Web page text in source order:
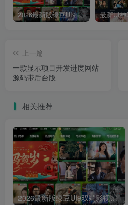
2026最新版绿豆UI9双端影视APP源码
上一篇
一款显示项目开发进度网站
源码带后台版
相关推荐
2026最新版绿豆UI9双端影视APP源码